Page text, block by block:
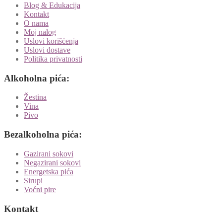
Blog & Edukacija
Kontakt
O nama
Moj nalog
Uslovi korišćenja
Uslovi dostave
Politika privatnosti
Alkoholna pića:
Žestina
Vina
Pivo
Bezalkoholna pića:
Gazirani sokovi
Negazirani sokovi
Energetska pića
Sirupi
Voćni pire
Kontakt